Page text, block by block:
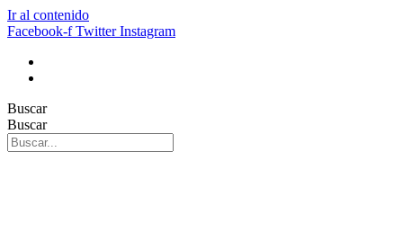
Ir al contenido
Facebook-f Twitter Instagram
Buscar
Buscar